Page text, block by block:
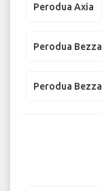
Perodua Axia
Perodua Bezza
Perodua Bezza